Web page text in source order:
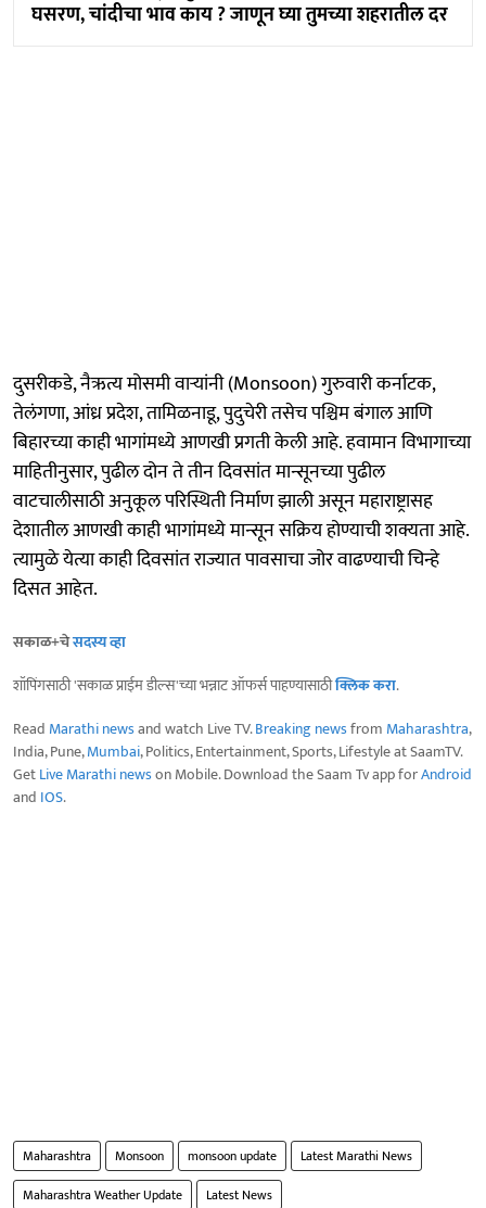
घसरण, चांदीचा भाव काय ? जाणून घ्या तुमच्या शहरातील दर
दुसरीकडे, नैऋत्य मोसमी वाऱ्यांनी (Monsoon) गुरुवारी कर्नाटक,
तेलंगणा, आंध्र प्रदेश, तामिळनाडू, पुदुचेरी तसेच पश्चिम बंगाल आणि
बिहारच्या काही भागांमध्ये आणखी प्रगती केली आहे. हवामान विभागाच्या
माहितीनुसार, पुढील दोन ते तीन दिवसांत मान्सूनच्या पुढील
वाटचालीसाठी अनुकूल परिस्थिती निर्माण झाली असून महाराष्ट्रासह
देशातील आणखी काही भागांमध्ये मान्सून सक्रिय होण्याची शक्यता आहे.
त्यामुळे येत्या काही दिवसांत राज्यात पावसाचा जोर वाढण्याची चिन्हे
दिसत आहेत.
सकाळ+चेसदस्य व्हा
शॉपिंगसाठी 'सकाळ प्राईम डील्स'च्या भन्नाट ऑफर्स पाहण्यासाठीक्लिक करा.
Read Marathi newsand watch Live TV.Breaking newsfrom Maharashtra,
India, Pune,Mumbai, Politics, Entertainment, Sports, Lifestyle at SaamTV.
GetLive Marathi newson Mobile. Download the Saam Tv app forAndroid
and IOS.
Maharashtra Monsoon monsoon update
Latest Marathi News
Maharashtra Weather Update
Latest News